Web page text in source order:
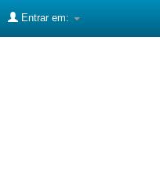
Entrar em: